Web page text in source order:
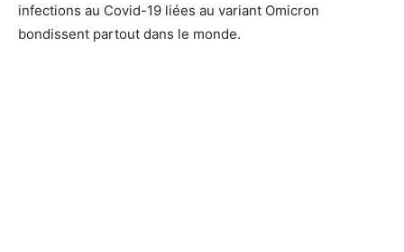
infections au Covid-19 liées au variant Omicron
bondissent partout dans le monde.